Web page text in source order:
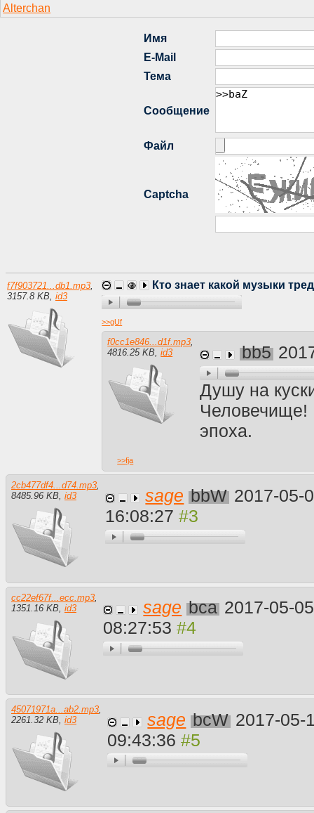
f7f903721...db1.mp3,
3157.8 KB, id3
Кто знает какой музыки
>>gUf
f0cc1e846...d1f.mp3
4816.25 KB ,id3 bb5
Душу на
Человечище!
эпоха.
>>fja
2cb477df4...d74.mp3,
8485.96 KB, id3 sage bbW 2017-05-
16:08:27
cc22ef67f...ecc.mp3
1351.16 KB id3 sage bca 2017-05-05
08:27:53
45071971a...ab2.mp3
2261.32 KB id3 sage bcW 2017-05-
09:43:36